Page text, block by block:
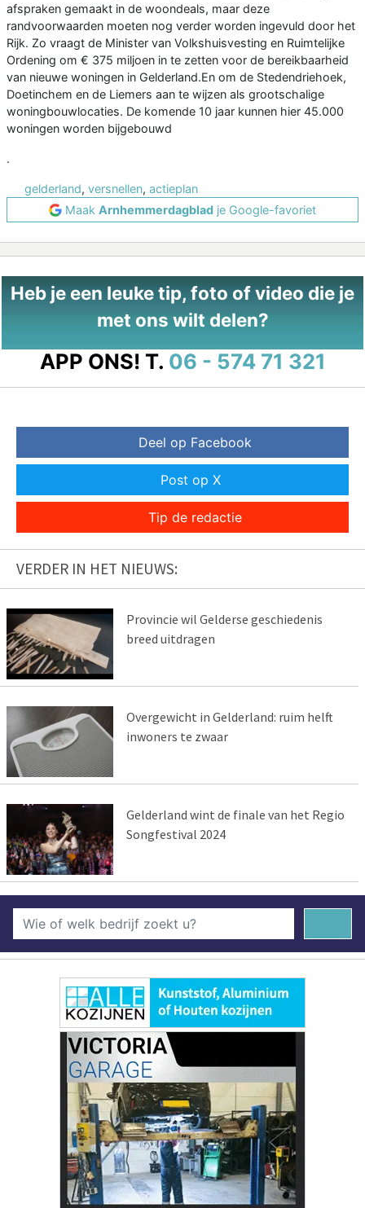
afspraken gemaakt in de woondeals, maar deze
randvoorwaarden moeten nog verder worden ingevuld door het
Rijk. Zo vraagt de Minister van Volkshuisvesting en Ruimtelijke
Ordening om € 375 miljoen in te zetten voor de bereikbaarheid
van nieuwe woningen in Gelderland.En om de Stedendriehoek,
Doetinchem en de Liemers aan te wijzen als grootschalige
woningbouwlocaties. De komende 10 jaar kunnen hier 45.000
woningen worden bijgebouwd
.
gelderland, versnellen, actieplan
Maak Arnhemmerdagblad je Google-favoriet
Heb je een leuke tip, foto of video die je
met ons wilt delen?
APP ONS! T. 06 - 574 71 321
Deel op Facebook
Post op X
Tip de redactie
VERDER IN HET NIEUWS:
Provincie wil Gelderse geschiedenis
breed uitdragen
Overgewicht in Gelderland: ruim helft
inwoners te zwaar
Gelderland wint de finale van het Regio
Songfestival 2024